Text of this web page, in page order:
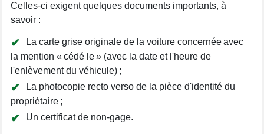
Celles-ci exigent quelques documents importants, à
savoir :
La carte grise originale de la voiture concernée avec
la mention « cédé le » (avec la date et l'heure de
l'enlèvement du véhicule) ;
La photocopie recto verso de la pièce d'identité du
propriétaire ;
Un certificat de non-gage.